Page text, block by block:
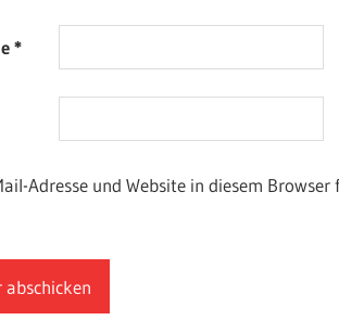
*
Adresse und Website in diesem